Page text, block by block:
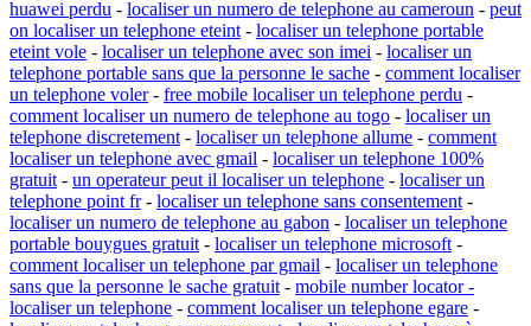
huawei perdu - localiser un numero de telephone au cameroun - peut
on localiser un telephone eteint - localiser un telephone portable
eteint vole - localiser un telephone avec son imei - localiser un
telephone portable sans que la personne le sache - comment localiser
un telephone voler- free mobile localiser un telephone perdu -
comment localiser un numero de telephone au togo - localiser un
telephone discretement - localiser un telephone allume - comment
localiser un telephone avec gmail - localiser un telephone 100%
gratuit - un operateur peut il localiser un telephone - localiser un
telephone point fr- localiser un telephone sans consentement -
localiser un numero de telephone au gabon - localiser un telephone
portable bouygues gratuit - localiser un telephone microsoft -
comment localiser un telephone par gmail - localiser un telephone
sans que la personne le sache gratuit - mobile number locator -
localiser un telephone - comment localiser un telephone egare -